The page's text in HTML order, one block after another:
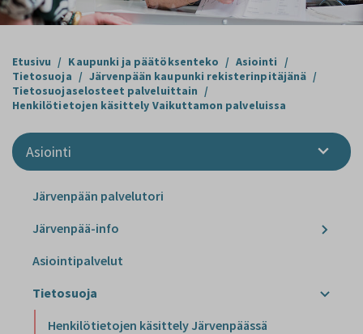
Etusivu / Kaupunki ja päätöksenteko / Asiointi
/
Tietosuoja / Järvenpään kaupunki rekisterinpitäjänä /
Tietosuojaselosteet palveluittain /
Henkilötietojen käsittely Vaikuttamon palveluissa
Asiointi
Järvenpään palvelutori
Järvenpää-info
Asiointipalvelut
Tietosuoja
Henkilötietojen käsittely Järvenpäässä